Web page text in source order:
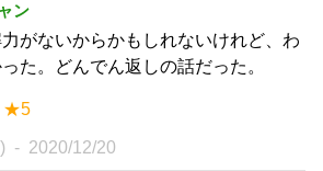
ン
がないからかもしれないけれど、わ
た。どんでん返しの話だった。
★5
2020/12/20